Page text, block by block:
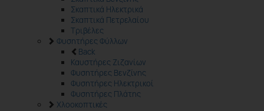
Σκαπτικά Ηλεκτρικά
Σκαπτικά Πετρελαίου
Τριβέλες
Φυσητήρες Φύλλων
Back
Καυστήρες Ζιζανίων
Φυσητήρες Βενζίνης
Φυσητήρες Ηλεκτρικοί
Φυσητήρες Πλάτης
Χλοοκοπτικές